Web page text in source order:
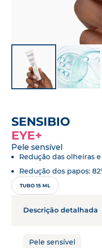
SENSIBIO
EYE+
Pele sensível
Redução das olheiras
Redução dos papos:
TUBO 15 ML
Descrição detalhada
Pele sensível